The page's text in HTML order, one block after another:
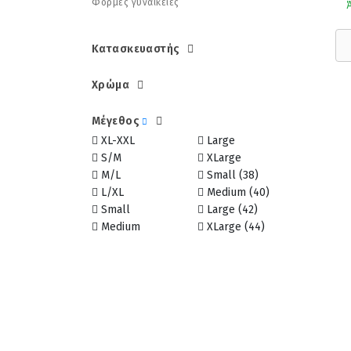
Φόρμες γυναικείες
Κατασκευαστής
Χρώμα
Μέγεθος
XL-XXL
S/M
M/L
L/XL
Small
Medium
Large
XLarge
Small (38)
Medium (40)
Large (42)
XLarge (44)